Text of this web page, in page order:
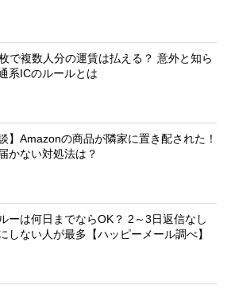
で複数人分の運賃は払える？ 意外と知ら
系ICのルールとは
】Amazonの商品が隣家に置き配された！
かない対処法は？
ーは何日までならOK？ 2～3日返信なし
しない人が最多【ハッピーメール調べ】